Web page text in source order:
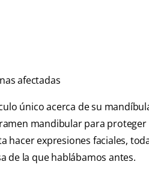
afectadas
único acerca de su
mandibular para
hacer expresiones faciales,
de la que hablábamos antes.